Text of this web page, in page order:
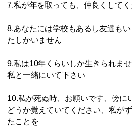
7.私が年を取っても、仲良くしてく
8.あなたには学校もあるし友達も
たしかいません
9.私は10年くらいしか生きられま
私と一緒にいて下さい
10.私が死ぬ時、お願いです、傍に
どうか覚えていてください、私が
たことを